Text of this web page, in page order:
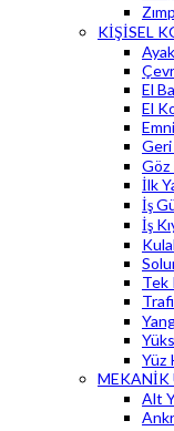
KİŞİSEL
El
El
Göz
İlk
İş
İş
Tek
Yüz
MEKANİK
Alt